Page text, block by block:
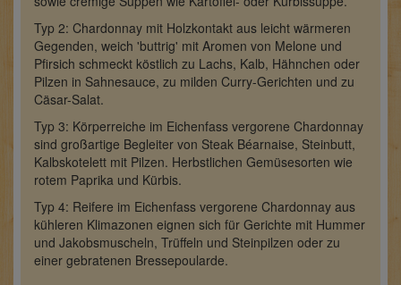
Typ 2: Chardonnay mit Holzkontakt aus leicht wärmeren
Gegenden, weich 'buttrig' mit Aromen von Melone und
Pfirsich schmeckt köstlich zu Lachs, Kalb, Hähnchen oder
Pilzen in Sahnesauce, zu milden Curry-Gerichten und zu
Cäsar-Salat.
Typ 3: Körperreiche im Eichenfass vergorene Chardonnay
sind großartige Begleiter von Steak Béarnaise, Steinbutt,
Kalbskotelett mit Pilzen. Herbstlichen Gemüsesorten wie
rotem Paprika und Kürbis.
Typ 4: Reifere im Eichenfass vergorene Chardonnay aus
kühleren Klimazonen eignen sich für Gerichte mit Hummer
und Jakobsmuscheln, Trüffeln und Steinpilzen oder zu
einer gebratenen Bressepoularde.